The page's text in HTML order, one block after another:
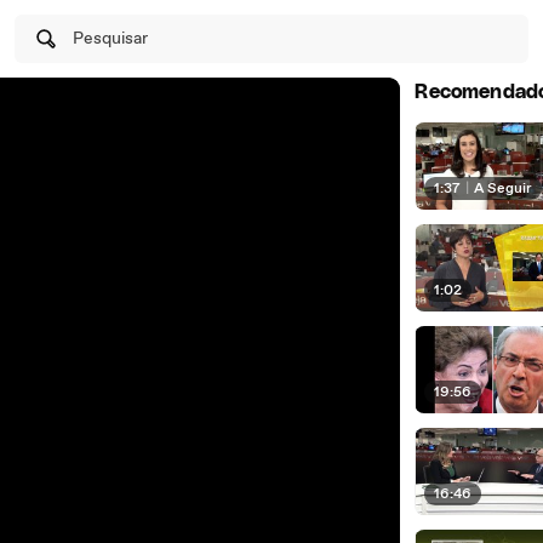
Pesquisar
1:37 A Seguir
1:02
19:56
16:46